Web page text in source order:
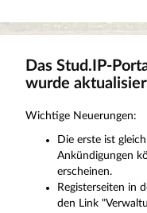
Das Stud.IP-
wurde
Wichtige Neuerungen:
Die erste ist
Ankündigungen
erscheinen.
Registerseiten in
den Link